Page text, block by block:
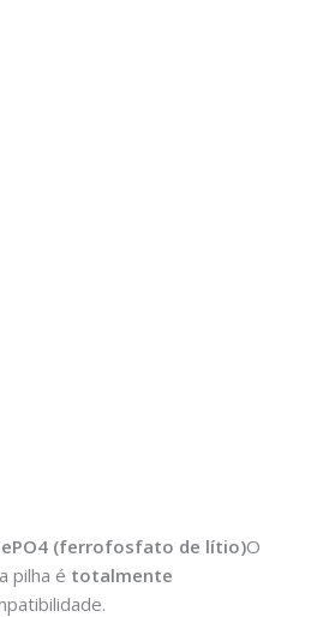
(ferrofosfato de lítio)O
pilha é totalmente